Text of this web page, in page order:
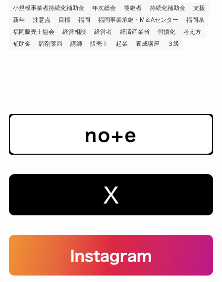
小規模事業者持続化補助金
年次総会 後継者 持続化補助金
支援
新年
注意点 目標 福岡 福岡事業承継・M＆Aセンター
福岡県
福岡販売士協会
経営相談 経営者 経済産業省 習慣化
考え方
補助金
調剤薬局 講師 販売士 起業 養成講座 ３級